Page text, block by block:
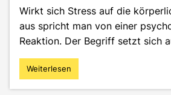
Wirkt sich Stress auf die
aus spricht man von einer
Reaktion. Der Begriff setzt sich
"Wenn
Stress
Weiterlesen